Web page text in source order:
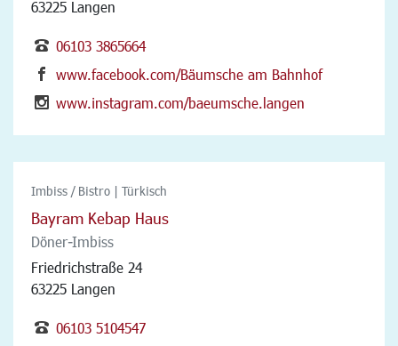
63225 Langen
06103 3865664
www.facebook.com/Bäumsche am Bahnhof
www.instagram.com/baeumsche.langen
Imbiss / Bistro | Türkisch
Bayram Kebap Haus
Döner-Imbiss
Friedrichstraße 24
63225 Langen
06103 5104547